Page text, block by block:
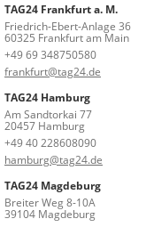
TAG24 Frankfurt a. M.
Friedrich-Ebert-Anlage 36
60325 Frankfurt am Main
+49 69 348750580
frankfurt@tag24.de
TAG24 Hamburg
Am Sandtorkai 77
20457 Hamburg
+49 40 228608090
hamburg@tag24.de
TAG24 Magdeburg
Breiter Weg 8-10A
39104 Magdeburg